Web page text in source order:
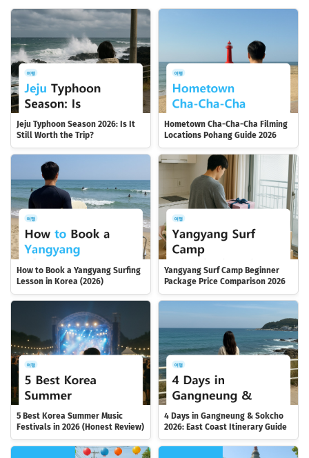
Jeju Typhoon Season 2026: Is It
Still Worth the Trip?
Hometown Cha-Cha-Cha Filming
Locations Pohang Guide 2026
How to Book a Yangyang Surfing
Lesson in Korea (2026)
Yangyang Surf Camp Beginner
Package Price Comparison 2026
5 Best Korea Summer Music
Festivals in 2026 (Honest Review)
4 Days in Gangneung & Sokcho
2026: East Coast Itinerary Guide